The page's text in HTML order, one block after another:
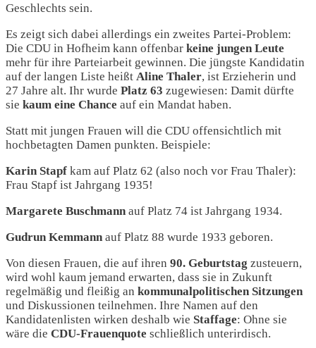
Geschlechts sein.
Es zeigt sich dabei allerdings ein zweites Partei-Problem:
Die CDU in Hofheim kann offenbar keine jungen Leute
mehr für ihre Parteiarbeit gewinnen. Die jüngste Kandidatin
auf der langen Liste heißt Aline Thaler, ist Erzieherin und
27 Jahre alt. Ihr wurde Platz 63 zugewiesen: Damit dürfte
sie kaum eine Chance auf ein Mandat haben.
Statt mit jungen Frauen will die CDU offensichtlich mit
hochbetagten Damen punkten. Beispiele:
Karin Stapf kam auf Platz 62 (also noch vor Frau Thaler):
Frau Stapf ist Jahrgang 1935!
Margarete Buschmann auf Platz 74 ist Jahrgang 1934.
Gudrun Kemmann auf Platz 88 wurde 1933 geboren.
Von diesen Frauen, die auf ihren 90. Geburtstag zusteuern,
wird wohl kaum jemand erwarten, dass sie in Zukunft
regelmäßig und fleißig an kommunalpolitischen Sitzungen
und Diskussionen teilnehmen. Ihre Namen auf den
Kandidatenlisten wirken deshalb wie Staffage: Ohne sie
wäre die CDU-Frauenquote schließlich unterirdisch.